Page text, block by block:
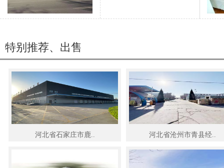
特别推荐、出售
河北省石家庄市鹿.. 河北省沧州市青县经..